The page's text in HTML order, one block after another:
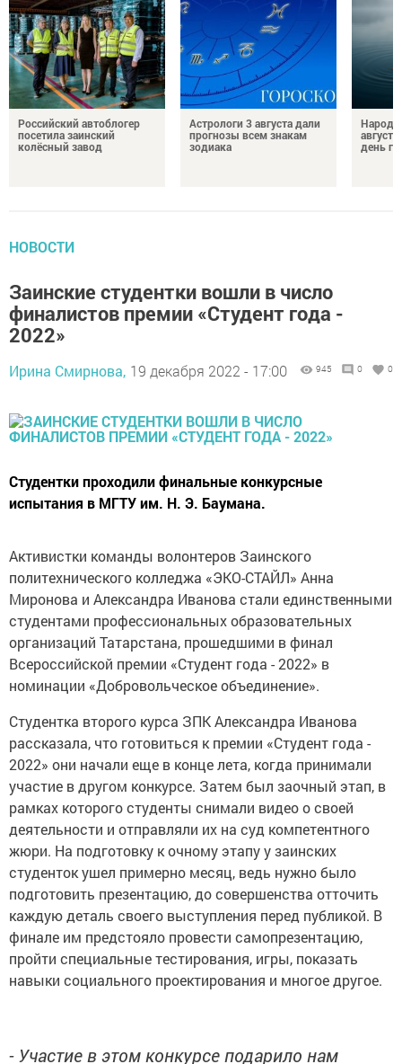
Российский автоблогер
посетила заинский
колёсный завод
Астрологи 3 августа дали
прогнозы всем знакам
зодиака
день
НОВОСТИ
Заинские студентки вошли в число
финалистов премии «Студент года -
2022»
Ирина Смирнова, 19 декабря 2022 - 17:00 945 0 0
Студентки проходили финальные конкурсные
испытания в МГТУ им. Н. Э. Баумана.
Активистки команды волонтеров Заинского
политехнического колледжа «ЭКО-СТАЙЛ» Анна
Миронова и Александра Иванова стали единственными
студентами профессиональных образовательных
организаций Татарстана, прошедшими в финал
Всероссийской премии «Студент года - 2022» в
номинации «Добровольческое объединение».
Студентка второго курса ЗПК Александра Иванова
рассказала, что готовиться к премии «Студент года -
2022» они начали еще в конце лета, когда принимали
участие в другом конкурсе. Затем был заочный этап, в
рамках которого студенты снимали видео о своей
деятельности и отправляли их на суд компетентного
жюри. На подготовку к очному этапу у заинских
студенток ушел примерно месяц, ведь нужно было
подготовить презентацию, до совершенства отточить
каждую деталь своего выступления перед публикой. В
финале им предстояло провести самопрезентацию,
пройти специальные тестирования, игры, показать
навыки социального проектирования и многое другое.
- Участие в этом конкурсе подарило нам